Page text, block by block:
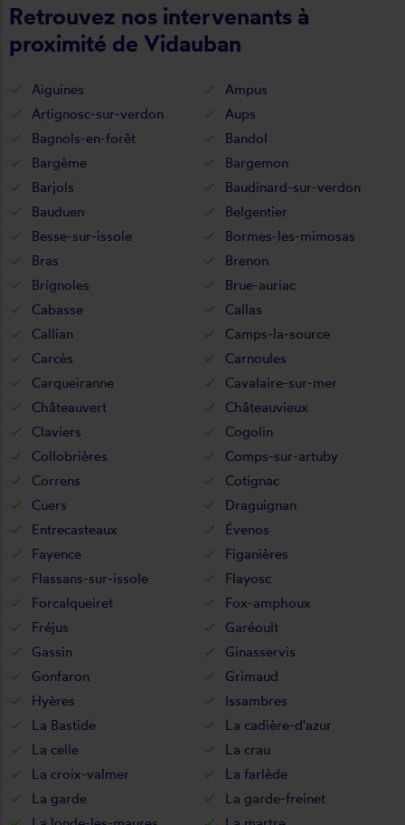
Retrouvez nos intervenants à
proximité de Vidauban
Aiguines
Ampus
Artignosc-sur-verdon
Aups
Bagnols-en-forêt
Bandol
Bargème
Bargemon
Barjols
Baudinard-sur-verdon
Bauduen
Belgentier
Besse-sur-issole
Bormes-les-mimosas
Bras
Brenon
Brignoles
Brue-auriac
Cabasse
Callas
Callian
Camps-la-source
Carcès
Carnoules
Carqueiranne
Cavalaire-sur-mer
Châteauvert
Châteauvieux
Claviers
Cogolin
Collobrières
Comps-sur-artuby
Correns
Cotignac
Cuers
Draguignan
Entrecasteaux
Évenos
Fayence
Figanières
Flassans-sur-issole
Flayosc
Forcalqueiret
Fox-amphoux
Fréjus
Garéoult
Gassin
Ginasservis
Gonfaron
Grimaud
Hyères
Issambres
La Bastide
La cadière-d'azur
La celle
La crau
La croix-valmer
La farlède
La garde
La garde-freinet